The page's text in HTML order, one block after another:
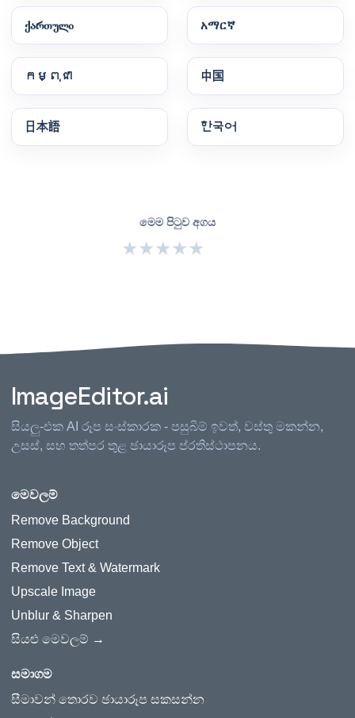
ქართული አማርኛ
កម្ពុជា 中国
日本語 한국어
මෙම පිටුව අගය
★★★★★
ImageEditor.ai
සියලු-එක AI රූප සංස්කාරක - පසුබිම් ඉවත්, වස්තු මකන්න,
උසස්, සහ තත්පර තුළ ඡායාරූප ප්රතිස්ථාපනය.
මෙවලම්
Remove Background
Remove Object
Remove Text & Watermark
Upscale Image
Unblur & Sharpen
සියළු මෙවලම් →
සමාගම
සීමාවන් තොරව ඡායාරූප සකසන්න